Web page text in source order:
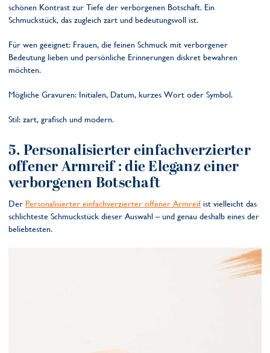
schönen Kontrast zur Tiefe der verborgenen Botschaft. Ein
Schmuckstück, das zugleich zart und bedeutungsvoll ist.
Für wen geeignet: Frauen, die feinen Schmuck mit verborgener
Bedeutung lieben und persönliche Erinnerungen diskret bewahren
möchten.
Mögliche Gravuren: Initialen, Datum, kurzes Wort oder Symbol.
Stil: zart, grafisch und modern.
5.Personalisierter einfachverzierter
offener Armreif: die Eleganz einer
verborgenen Botschaft
Der Personalisierter einfachverzierter offener Armreif ist vielleicht das
schlichteste Schmuckstück dieser Auswahl – und genau deshalb eines der
beliebtesten.